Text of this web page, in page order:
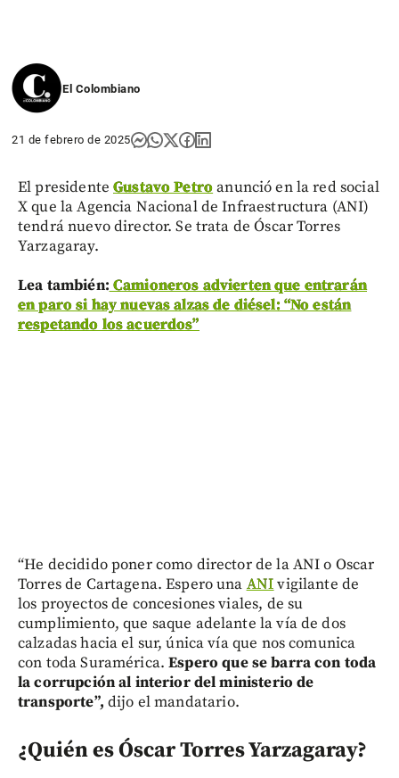
El Colombiano
21 de febrero de 2025
El presidenteGustavo Petroanunció en la red social
X que la Agencia Nacional de Infraestructura (ANI)
tendrá nuevo director. Se trata de Óscar Torres
Yarzagaray.
Lea también: Camioneros advierten que entrarán
en paro si hay nuevas alzas de diésel: “No están
respetando los acuerdos”
“He decidido poner como director de la ANI o Oscar
Torres de Cartagena. Espero una ANIvigilante de
los proyectos de concesiones viales, de su
cumplimiento, que saque adelante la vía de dos
calzadas hacia el sur, única vía que nos comunica
con toda Suramérica.Espero que se barra con toda
la corrupción al interior del ministerio de
transporte”, dijo el mandatario.
¿Quién es Óscar Torres Yarzagaray?